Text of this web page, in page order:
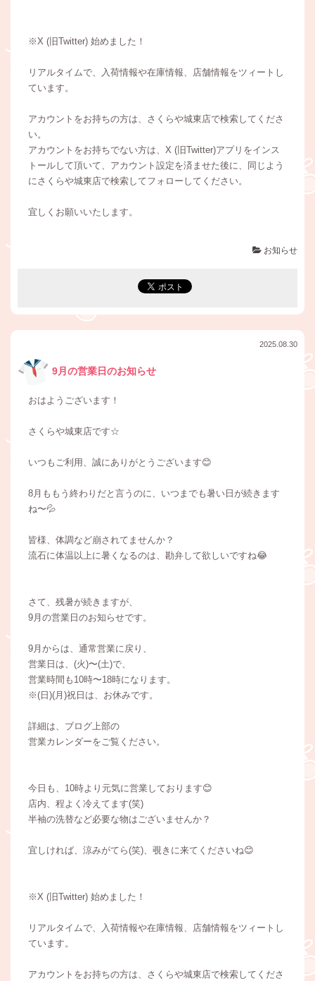
※X (旧Twitter) 始めました！
リアルタイムで、入荷情報や在庫情報、店舗情報をツィートし
ています。
アカウントをお持ちの方は、さくらや城東店で検索してくださ
い。
アカウントをお持ちでない方は、X (旧Twitter)アプリをインス
トールして頂いて、アカウント設定を済ませた後に、同じよう
にさくらや城東店で検索してフォローしてください。
宜しくお願いいたします。
お知らせ
2025.08.30
9月の営業日のお知らせ
おはようございます！
さくらや城東店です☆
いつもご利用、誠にありがとうございます😊
8月ももう終わりだと言うのに、いつまでも暑い日が続きます
ね〜💦
皆様、体調など崩されてませんか？
流石に体温以上に暑くなるのは、勘弁して欲しいですね😂
さて、残暑が続きますが、
9月の営業日のお知らせです。
9月からは、通常営業に戻り、
営業日は、(火)〜(土)で、
営業時間も10時〜18時になります。
※(日)(月)祝日は、お休みです。
詳細は、ブログ上部の
営業カレンダーをご覧ください。
今日も、10時より元気に営業しております😊
店内、程よく冷えてます(笑)
半袖の洗替など必要な物はございませんか？
宜しければ、涼みがてら(笑)、覗きに来てくださいね😊
※X (旧Twitter) 始めました！
リアルタイムで、入荷情報や在庫情報、店舗情報をツィートし
ています。
アカウントをお持ちの方は、さくらや城東店で検索してくださ